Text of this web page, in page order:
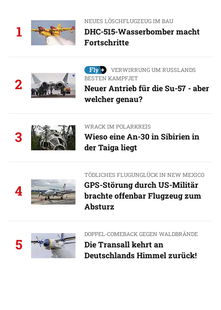
1
NEUES LÖSCHFLUGZEUG IM BAU
DHC-515-Wasserbomber macht
Fortschritte
2
VERWIRRUNG UM RUSSLANDS
BESTEN KAMPFJET
Neuer Antrieb für die Su-57 - aber
welcher genau?
3
WRACK IM POLARKREIS
Wieso eine An-30 in Sibirien in
der Taiga liegt
4
TÖDLICHES FLUGUNGLÜCK IN NEW MEXICO
GPS-Störung durch US-Militär
brachte offenbar Flugzeug zum
Absturz
5
DOPPEL-COMEBACK GEGEN WALDBRÄNDE
Die Transall kehrt an
Deutschlands Himmel zurück!